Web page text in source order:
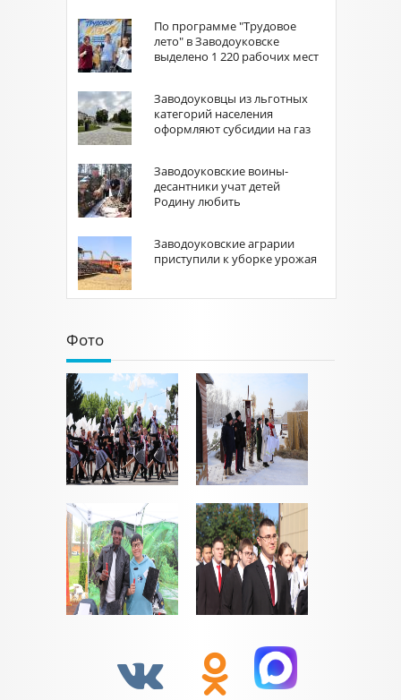
По программе "Трудовое
лето" в Заводоуковске
выделено 1 220 рабочих мест
Заводоуковцы из льготных
категорий населения
оформляют субсидии на газ
Заводоуковские воины-
десантники учат детей
Родину любить
Заводоуковские аграрии
приступили к уборке урожая
Фото